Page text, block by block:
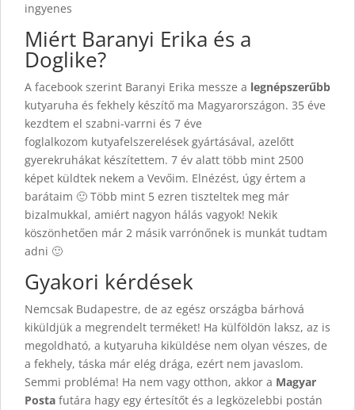
ingyenes
Miért Baranyi Erika és a
Doglike?
A facebook szerint Baranyi Erika messze a legnépszerűbb
kutyaruha és fekhely készítő ma Magyarországon. 35 éve
kezdtem el szabni-varrni és 7 éve
foglalkozom kutyafelszerelések gyártásával, azelőtt
gyerekruhákat készítettem. 7 év alatt több mint 2500
képet küldtek nekem a Vevőim. Elnézést, úgy értem a
barátaim 🙂 Több mint 5 ezren tiszteltek meg már
bizalmukkal, amiért nagyon hálás vagyok! Nekik
köszönhetően már 2 másik varrónőnek is munkát tudtam
adni 🙂
Gyakori kérdések
Nemcsak Budapestre, de az egész országba bárhová
kiküldjük a megrendelt terméket! Ha külföldön laksz, az is
megoldható, a kutyaruha kiküldése nem olyan vészes, de
a fekhely, táska már elég drága, ezért nem javaslom.
Semmi probléma! Ha nem vagy otthon, akkor a Magyar
Posta futára hagy egy értesítőt és a legközelebbi postán